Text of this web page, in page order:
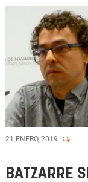
21 ENERO, 2019
BATZARRE